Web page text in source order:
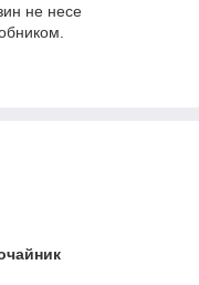
не несе